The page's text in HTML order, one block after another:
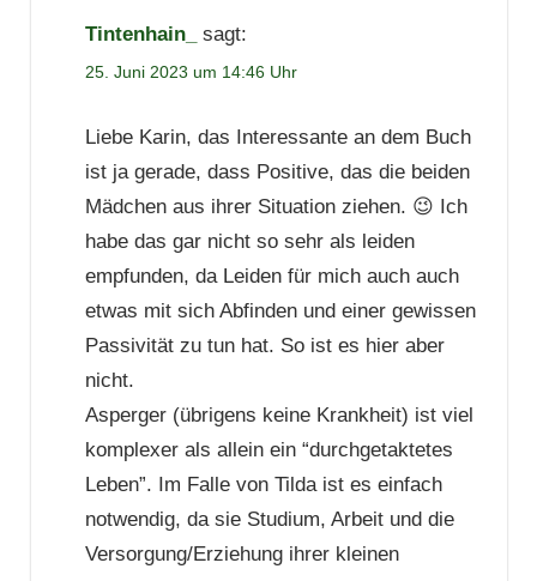
Tintenhain_ sagt:
25. Juni 2023 um 14:46 Uhr
Liebe Karin, das Interessante an dem Buch
ist ja gerade, dass Positive, das die beiden
Mädchen aus ihrer Situation ziehen. 😉 Ich
habe das gar nicht so sehr als leiden
empfunden, da Leiden für mich auch auch
etwas mit sich Abfinden und einer gewissen
Passivität zu tun hat. So ist es hier aber
nicht.
Asperger (übrigens keine Krankheit) ist viel
komplexer als allein ein “durchgetaktetes
Leben”. Im Falle von Tilda ist es einfach
notwendig, da sie Studium, Arbeit und die
Versorgung/Erziehung ihrer kleinen